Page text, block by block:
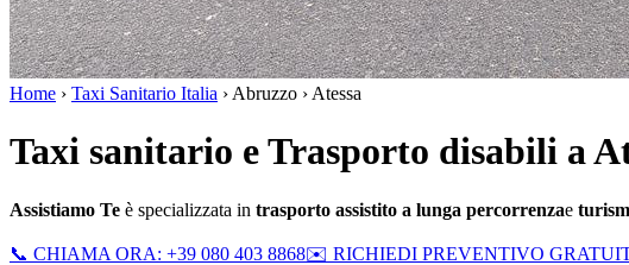
Home › Taxi Sanitario Italia › Abruzzo › Atessa
Taxi sanitario e Trasporto disabili a
Assistiamo Te è specializzata in trasporto assistito a lunga percorrenzae
📞 CHIAMA ORA: +39 080 403 8868✉️ RICHIEDI PREVENTIVO